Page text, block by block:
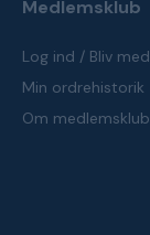
Medlemsklub
Log ind / Bliv
Min ordrehistorik
Om